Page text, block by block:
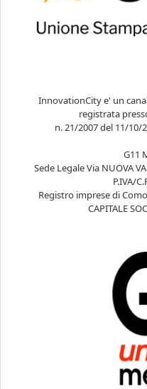
InnovationCity e' un
registrata
n. 21/2007 del 11/10/
G11
Sede Legale Via NUOVA
P.IVA/
Registro imprese di
CAPITALE